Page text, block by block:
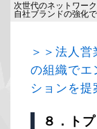
次世代のネットワー
自社ブランドの強化
＞＞法人
の組織でエ
ションを提
８．ト